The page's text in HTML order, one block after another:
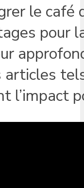
le
pour
articles
l’impact